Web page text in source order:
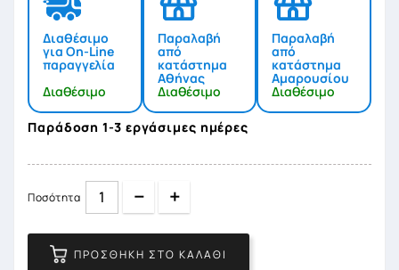
Διαθέσιμο
για On-Line
παραγγελία
Διαθέσιμο
Παραλαβή
από
κατάστημα
Αθήνας
Διαθέσιμο
Παραλαβή
από
κατάστημα
Αμαρουσίου
Διαθέσιμο
Παράδοση 1-3 εργάσιμες ημέρες
Ποσότητα Quantity
ΠΡΟΣΘΉΚΗ ΣΤΟ ΚΑΛΆΘΙ